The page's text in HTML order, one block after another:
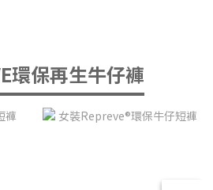
環保再生牛仔褲